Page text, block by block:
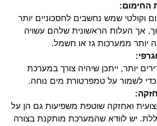
החימום:
וקולטי שמש נחשבים לחסכוניים יותר
אך העלות הראשונית שלהם עשויה
יותר ממערכות גז או חשמל.
יותר, ייתכן שיהיה צורך במערכת
כדי לשמור על טמפרטורת מים נוחה.
ואחזקה שוטפת משפיעות גם הן על
יש לוודא שהמערכת מותקנת בצורה